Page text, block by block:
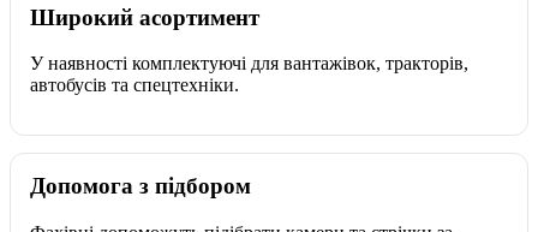
Широкий асортимент
У наявності комплектуючі для вантажівок, тракторів,
автобусів та спецтехніки.
Допомога з підбором